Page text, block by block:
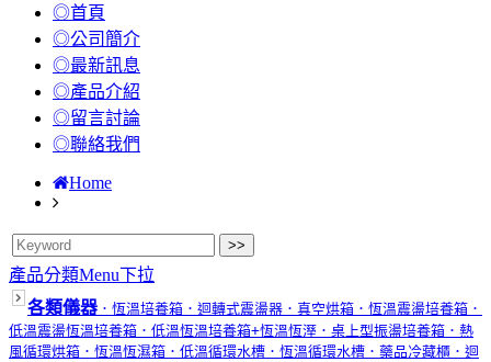
◎首頁
◎公司簡介
◎最新訊息
◎產品介紹
◎留言討論
◎聯絡我們
Home
產品分類Menu下拉
各類儀器 ．恆溫培養箱 ．迴轉式震盪器 ．真空烘箱 ．恆溫震盪培養箱 ．
低溫震盪恆溫培養箱 ．低溫恆溫培養箱+恆溫恆溼 ．桌上型振盪培養箱 ．熱
風循環烘箱 ．恆溫恆濕箱 ．低溫循環水槽 ．恆溫循環水槽 ．藥品冷藏櫃 ．迴